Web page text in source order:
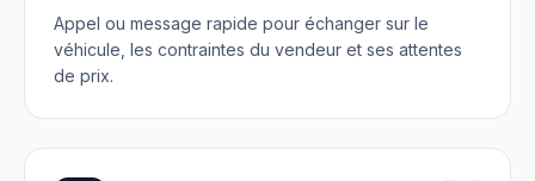
Appel ou message rapide pour échanger sur le
véhicule, les contraintes du vendeur et ses attentes
de prix.